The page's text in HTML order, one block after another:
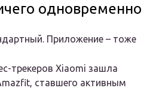
одновременно
Приложение – тоже
трекеров Xiaomi зашла
ставшего активным